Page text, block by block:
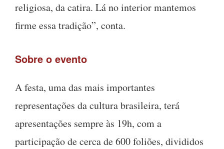
religiosa, da catira. Lá no interior mantemos
firme essa tradição”, conta.
Sobre o evento
A festa, uma das mais importantes
representações da cultura brasileira, terá
apresentações sempre às 19h, com a
participação de cerca de 600 foliões, divididos